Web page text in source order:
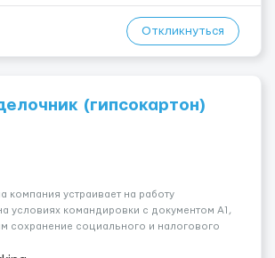
Откликнуться
(гипсокартон)
компания устраивает на работу
условиях командировки с документом A1,
сохранение социального и налогового